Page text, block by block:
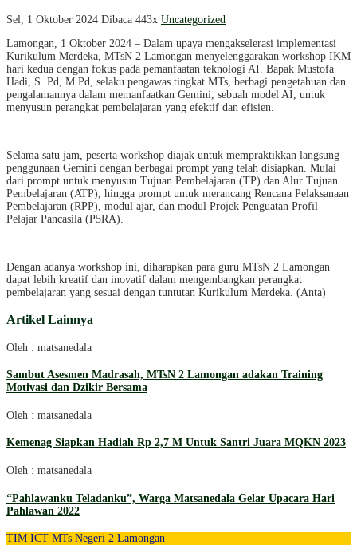
Sel, 1 Oktober 2024 Dibaca 443x Uncategorized
Lamongan, 1 Oktober 2024 – Dalam upaya mengakselerasi implementasi
Kurikulum Merdeka, MTsN 2 Lamongan menyelenggarakan workshop IKM
hari kedua dengan fokus pada pemanfaatan teknologi AI. Bapak Mustofa
Hadi, S. Pd, M.Pd, selaku pengawas tingkat MTs, berbagi pengetahuan dan
pengalamannya dalam memanfaatkan Gemini, sebuah model AI, untuk
menyusun perangkat pembelajaran yang efektif dan efisien.
Selama satu jam, peserta workshop diajak untuk mempraktikkan langsung
penggunaan Gemini dengan berbagai prompt yang telah disiapkan. Mulai
dari prompt untuk menyusun Tujuan Pembelajaran (TP) dan Alur Tujuan
Pembelajaran (ATP), hingga prompt untuk merancang Rencana Pelaksanaan
Pembelajaran (RPP), modul ajar, dan modul Projek Penguatan Profil
Pelajar Pancasila (P5RA).
Dengan adanya workshop ini, diharapkan para guru MTsN 2 Lamongan
dapat lebih kreatif dan inovatif dalam mengembangkan perangkat
pembelajaran yang sesuai dengan tuntutan Kurikulum Merdeka. (Anta)
Artikel Lainnya
Oleh : matsanedala
Sambut Asesmen Madrasah, MTsN 2 Lamongan adakan Training
Motivasi dan Dzikir Bersama
Oleh : matsanedala
Kemenag Siapkan Hadiah Rp 2,7 M Untuk Santri Juara MQKN 2023
Oleh : matsanedala
“Pahlawanku Teladanku”, Warga Matsanedala Gelar Upacara Hari
Pahlawan 2022
TIM ICT MTs Negeri 2 Lamongan